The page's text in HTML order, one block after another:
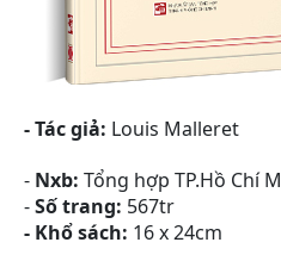
- Tác giả: Louis Malleret
- Nxb: Tổng hợp TP.Hồ Chí
-Số trang: 567tr
- Khổ sách: 16 x 24cm